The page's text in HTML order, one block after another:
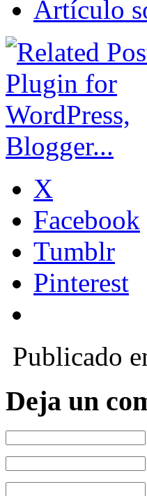
Artículo
X
Facebook
Tumblr
Pinterest
Publicado
Deja un